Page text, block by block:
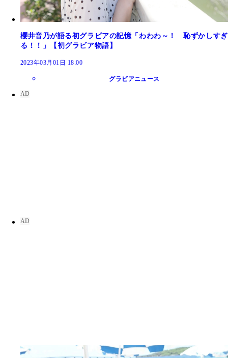
櫻井音乃が語る初グラビアの記憶「わわわ～！ 恥ずかしすぎ
る！！」【初グラビア物語】
2023年03月01日 18:00
グラビアニュース